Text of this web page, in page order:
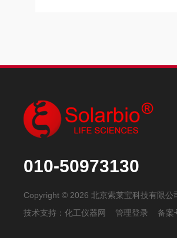
010-50973130
Copyright © 2026 北京索莱宝科技有限公
技术支持：化工仪器网 管理登录 备案